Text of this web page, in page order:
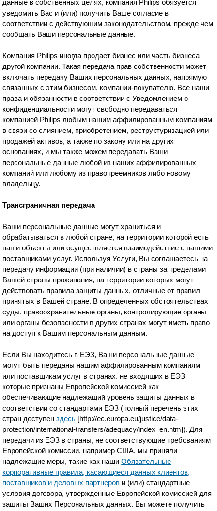
данные в собственных целях, компания Philips обязуется
уведомить Вас и (или) получить Ваше согласие в
соответствии с действующим законодательством, прежде чем
сообщать Ваши персональные данные.
Компания Philips иногда продает бизнес или часть бизнеса
другой компании. Такая передача прав собственности может
включать передачу Ваших персональных данных, напрямую
связанных с этим бизнесом, компании-покупателю. Все наши
права и обязанности в соответствии с Уведомлением о
конфиденциальности могут свободно передаваться
компанией Philips любым нашим аффилированным компаниям
в связи со слиянием, приобретением, реструктуризацией или
продажей активов, а также по закону или на других
основаниях, и мы также можем передавать Ваши
персональные данные любой из наших аффилированных
компаний или любому из правопреемников либо новому
владельцу.
Трансграничная передача
Ваши персональные данные могут храниться и
обрабатываться в любой стране, на территории которой есть
наши объекты или осуществляется взаимодействие с нашими
поставщиками услуг. Используя Услуги, Вы соглашаетесь на
передачу информации (при наличии) в страны за пределами
Вашей страны проживания, на территории которых могут
действовать правила защиты данных, отличные от правил,
принятых в Вашей стране. В определенных обстоятельствах
суды, правоохранительные органы, контролирующие органы
или органы безопасности в других странах могут иметь право
на доступ к Вашим персональным данным.
Если Вы находитесь в ЕЭЗ, Ваши персональные данные
могут быть переданы нашим аффилированным компаниям
или поставщикам услуг в странах, не входящих в ЕЭЗ,
которые признаны Европейской комиссией как
обеспечивающие надлежащий уровень защиты данных в
соответствии со стандартами ЕЭЗ (полный перечень этих
стран доступенздесь [http://ec.europa.eu/justice/data-
protection/international-transfers/adequacy/index_en.htm]). Для
передачи из ЕЭЗ в страны, не соответствующие требованиям
Европейской комиссии, например США, мы приняли
надлежащие меры, такие как нашиОбязательные
корпоративные правила, касающиеся данных клиентов,
поставщиков и деловых партнеров и (или) стандартные
условия договора, утвержденные Европейской комиссией для
защиты Ваших Персональных данных. Вы можете получить